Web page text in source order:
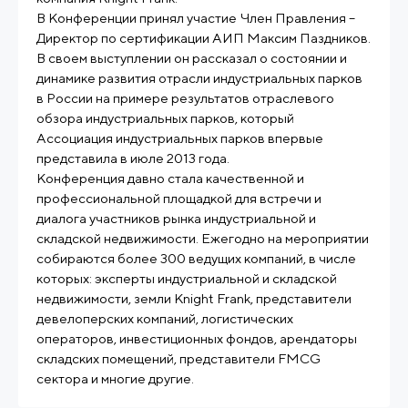
В Конференции принял участие Член Правления –
Директор по сертификации АИП Максим Паздников.
В своем выступлении он рассказал о состоянии и
динамике развития отрасли индустриальных парков
в России на примере результатов отраслевого
обзора индустриальных парков, который
Ассоциация индустриальных парков впервые
представила в июле 2013 года.
Конференция давно стала качественной и
профессиональной площадкой для встречи и
диалога участников рынка индустриальной и
складской недвижимости. Ежегодно на мероприятии
собираются более 300 ведущих компаний, в числе
которых: эксперты индустриальной и складской
недвижимости, земли Knight Frank, представители
девелоперских компаний, логистических
операторов, инвестиционных фондов, арендаторы
складских помещений, представители FMCG
сектора и многие другие.